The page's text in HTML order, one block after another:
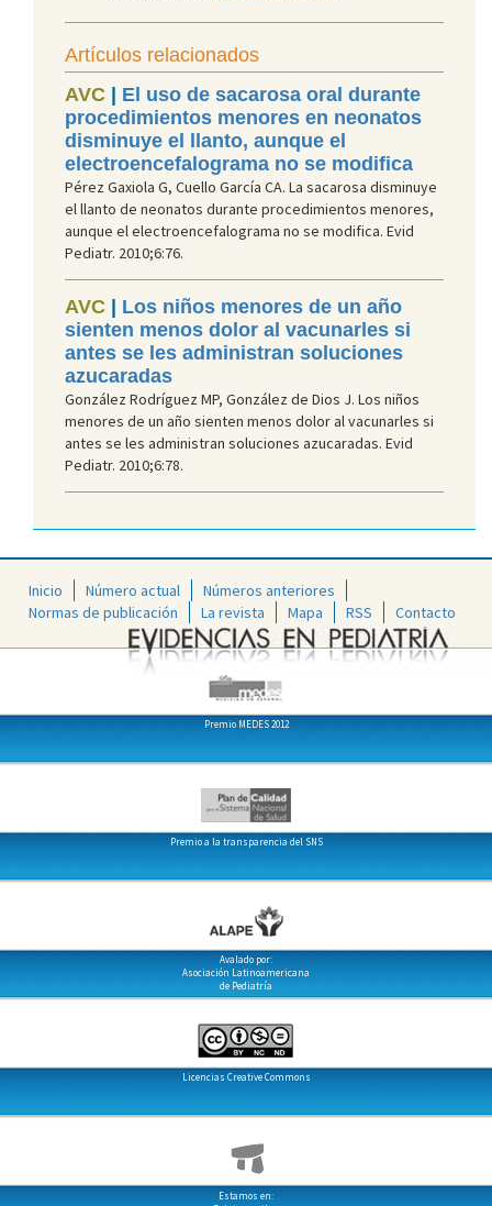
Artículos relacionados
AVC | El uso de sacarosa oral durante
procedimientos menores en neonatos
disminuye el llanto, aunque el
electroencefalograma no se modifica
Pérez Gaxiola G, Cuello García CA. La sacarosa disminuye
el llanto de neonatos durante procedimientos menores,
aunque el electroencefalograma no se modifica. Evid
Pediatr. 2010;6:76.
AVC | Los niños menores de un año
sienten menos dolor al vacunarles si
antes se les administran soluciones
azucaradas
González Rodríguez MP, González de Dios J. Los niños
menores de un año sienten menos dolor al vacunarles si
antes se les administran soluciones azucaradas. Evid
Pediatr. 2010;6:78.
Inicio Número actual
Números anteriores
Normas de publicación
La revista Mapa RSS Contacto
Premio MEDES 2012
Premio a la transparencia del SNS
Avalado por:
Asociación Latinoamericana
de Pediatría
Licencias Creative Commons
Estamos en: